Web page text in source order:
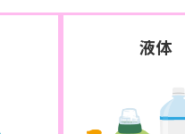
液体